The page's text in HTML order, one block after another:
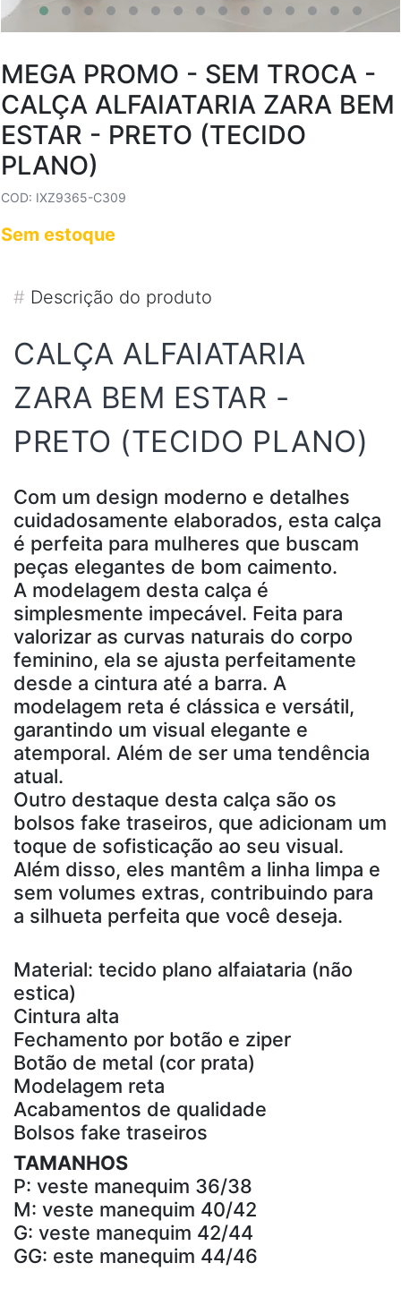
MEGA PROMO - SEM TROCA -
CALÇA ALFAIATARIA ZARA BEM
ESTAR - PRETO (TECIDO
PLANO)
COD: IXZ9365-C309
Sem estoque
# Descrição do produto
CALÇA ALFAIATARIA
ZARA BEM ESTAR -
PRETO (TECIDO PLANO)
Com um design moderno e detalhes
cuidadosamente elaborados, esta calça
é perfeita para mulheres que buscam
peças elegantes de bom caimento.
A modelagem desta calça é
simplesmente impecável. Feita para
valorizar as curvas naturais do corpo
feminino, ela se ajusta perfeitamente
desde a cintura até a barra. A
modelagem reta é clássica e versátil,
garantindo um visual elegante e
atemporal. Além de ser uma tendência
atual.
Outro destaque desta calça são os
bolsos fake traseiros, que adicionam um
toque de sofisticação ao seu visual.
Além disso, eles mantêm a linha limpa e
sem volumes extras, contribuindo para
a silhueta perfeita que você deseja.
Material: tecido plano alfaiataria (não
estica)
Cintura alta
Fechamento por botão e ziper
Botão de metal (cor prata)
Modelagem reta
Acabamentos de qualidade
Bolsos fake traseiros
TAMANHOS
P: veste manequim 36/38
M: veste manequim 40/42
G: veste manequim 42/44
GG: este manequim 44/46